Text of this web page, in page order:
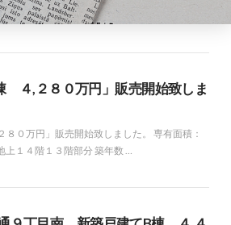
４,２８０万円」販売開始致しま
０万円」販売開始致しました。 専有面積：
１４階１３階部分 築年数 …